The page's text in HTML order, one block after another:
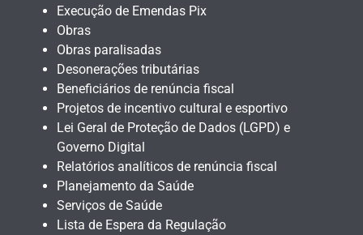
Execução de Emendas Pix
Obras
Obras paralisadas
Desonerações tributárias
Beneficiários de renúncia fiscal
Projetos de incentivo cultural e esportivo
Lei Geral de Proteção de Dados (LGPD) e
Governo Digital
Relatórios analíticos de renúncia fiscal
Planejamento da Saúde
Serviços de Saúde
Lista de Espera da Regulação